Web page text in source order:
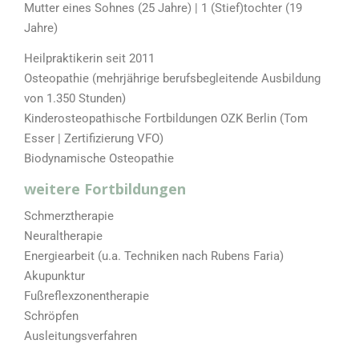
Mutter eines Sohnes (25 Jahre) | 1 (Stief)tochter (19
Jahre)
Heilpraktikerin seit 2011
Osteopathie (mehrjährige berufsbegleitende Ausbildung
von 1.350 Stunden)
Kinderosteopathische Fortbildungen OZK Berlin (Tom
Esser | Zertifizierung VFO)
Biodynamische Osteopathie
weitere Fortbildungen
Schmerztherapie
Neuraltherapie
Energiearbeit (u.a. Techniken nach Rubens Faria)
Akupunktur
Fußreflexzonentherapie
Schröpfen
Ausleitungsverfahren